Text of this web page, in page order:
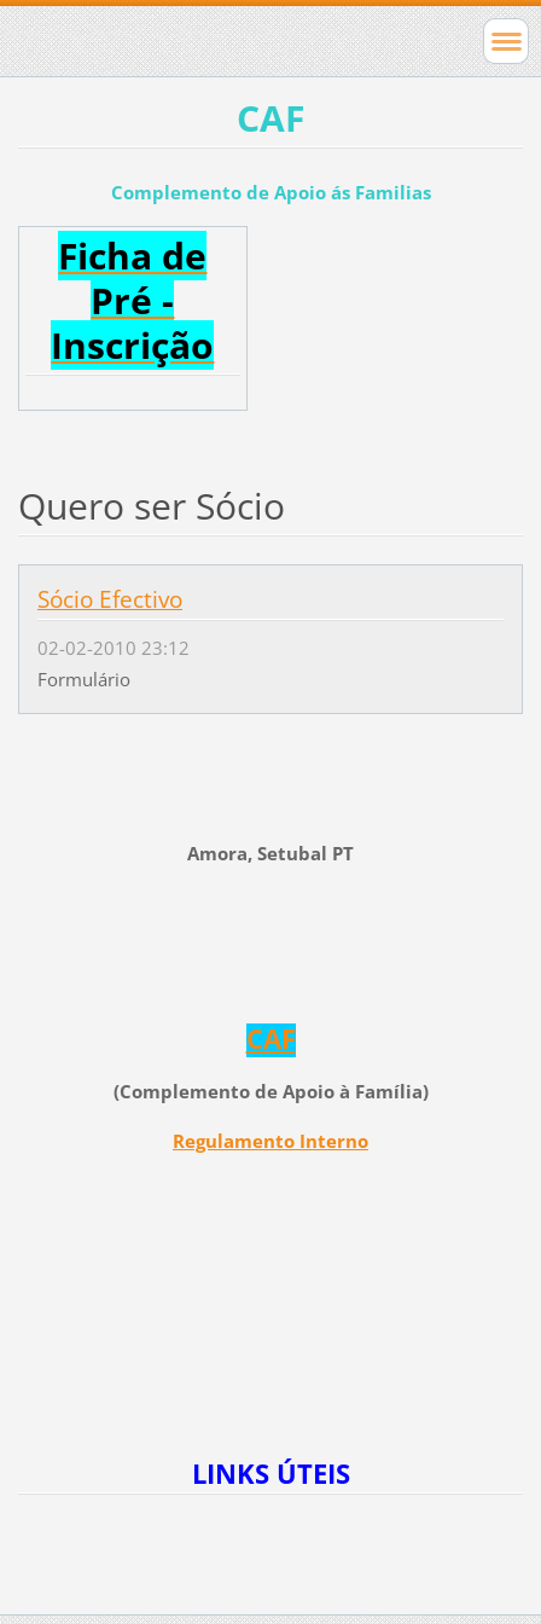
CAF
Complemento de Apoio ás Familias
Ficha de
Pré -
Inscrição
Quero ser Sócio
Sócio Efectivo
02-02-2010 23:12
Formulário
Amora, Setubal PT
CAF
(Complemento de Apoio à Família)
Regulamento Interno
LINKS ÚTEIS